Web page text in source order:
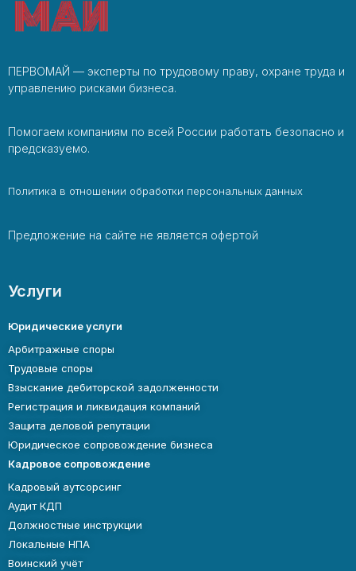
ПЕРВОМАЙ — эксперты по трудовому праву, охране труда и
управлению рисками бизнеса.
Помогаем компаниям по всей России работать безопасно и
предсказуемо.
Политика в отношении обработки персональных данных
Предложение на сайте не является офертой
Услуги
Юридические услуги
Арбитражные споры
Трудовые споры
Взыскание дебиторской задолженности
Регистрация и ликвидация компаний
Защита деловой репутации
Юридическое сопровождение бизнеса
Кадровое сопровождение
Кадровый аутсорсинг
Аудит КДП
Должностные инструкции
Локальные НПА
Воинский учёт